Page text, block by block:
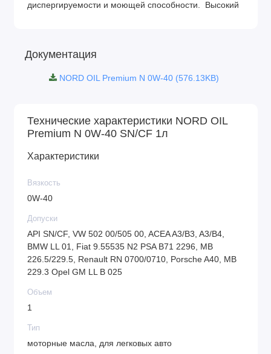
диспергируемости и моющей способности. Высокий
кинематическая при 40 °С мм²/с ГОСТ 33 72.8
°С мм²/с ГОСТ 33 13.1 Индекс вязкости ГОСТ
ГОСТ 20287 -43 Щелочное число мг KOH/г ГОСТ
12417 0.9 Плотность при 20 ºС кг/м³ ГОСТ 3900
Документация
NORD OIL Premium N 0W-40 (576.13KB)
Технические характеристики NORD OIL
Premium N 0W-40 SN/CF 1л
Характеристики
Вязкость
0W-40
Допуски
API SN/CF, VW 502 00/505 00, ACEA A3/B3, A3/B4,
BMW LL 01, Fiat 9.55535 N2 PSA B71 2296, MB
226.5/229.5, Renault RN 0700/0710, Porsche A40, MB
229.3 Opel GM LL B 025
Объем
1
Тип
моторные масла, для легковых авто